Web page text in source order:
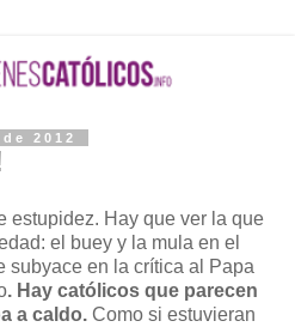
2012
estupidez. Hay que ver la que
el buey y la mula en el
subyace en la crítica al Papa
. Hay católicos que parecen
a caldo. Como si estuvieran